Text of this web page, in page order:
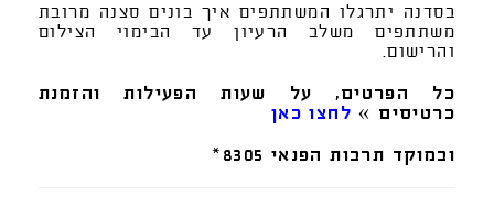
בסדנה יתרגלו המשתתפים איך בונים סצנה מרובת
משתתפים משלב הרעיון עד הבימוי הצילום
והרישום.
כל הפרטים, על שעות הפעילות והזמנת
כרטיסים » לחצו כאן
ובמוקד תרבות הפנאי 8305*